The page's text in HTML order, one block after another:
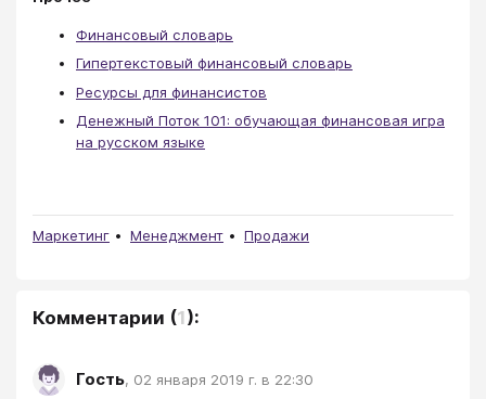
Финансовый словарь
Гипертекстовый финансовый словарь
Ресурсы для финансистов
Денежный Поток 101: обучающая финансовая игра
на русском языке
Маркетинг Менеджмент Продажи
Комментарии (1):
Гость, 02 января 2019 г. в 22:30